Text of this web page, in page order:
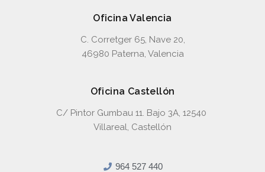
Oficina Valencia
C. Corretger 65, Nave 20,
46980 Paterna, Valencia
Oficina Castellón
C/ Pintor Gumbau 11. Bajo 3A, 12540
Villareal, Castellón
964 527 440